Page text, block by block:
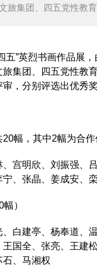
旅集团、四五党性教
英烈书画作品展，
集团、四五党性教
，分别评选出优秀
，其中2幅为合作
明欣、刘振强、吕
、张晶、姜成安、
）
建亭、杨奉道、温
国全、张亮、王建
石、马湘权